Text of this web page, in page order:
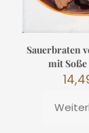
Sauerbraten
mit Soße